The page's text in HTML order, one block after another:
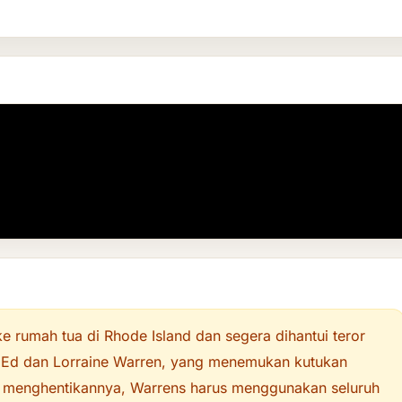
rumah tua di Rhode Island dan segera dihantui teror
dan Lorraine Warren, yang menemukan kutukan
Warrens harus menggunakan seluruh